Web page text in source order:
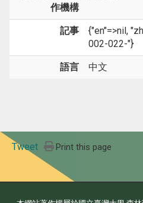
作機構
記事
{"en"=>nil,
002-022-"}
語言 中文
Tweet Print this page